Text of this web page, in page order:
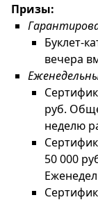
Призы:
Буклет-
вечера
руб.
неделю
50 000